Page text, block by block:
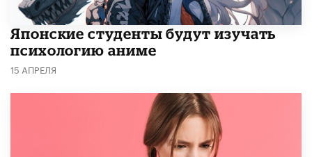
Японские студенты будут изучать
психологию аниме
15 АПРЕЛЯ